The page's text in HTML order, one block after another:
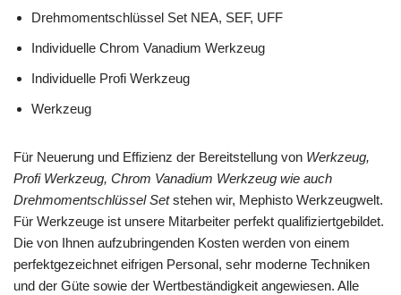
Drehmomentschlüssel Set NEA, SEF, UFF
Individuelle Chrom Vanadium Werkzeug
Individuelle Profi Werkzeug
Werkzeug
Für Neuerung und Effizienz der Bereitstellung von Werkzeug,
Profi Werkzeug, Chrom Vanadium Werkzeug wie auch
Drehmomentschlüssel Setstehen wir, Mephisto Werkzeugwelt.
Für Werkzeuge ist unsere Mitarbeiter perfekt qualifiziertgebildet.
Die von Ihnen aufzubringenden Kosten werden von einem
perfektgezeichnet eifrigen Personal, sehr moderne Techniken
und der Güte sowie der Wertbeständigkeit angewiesen. Alle